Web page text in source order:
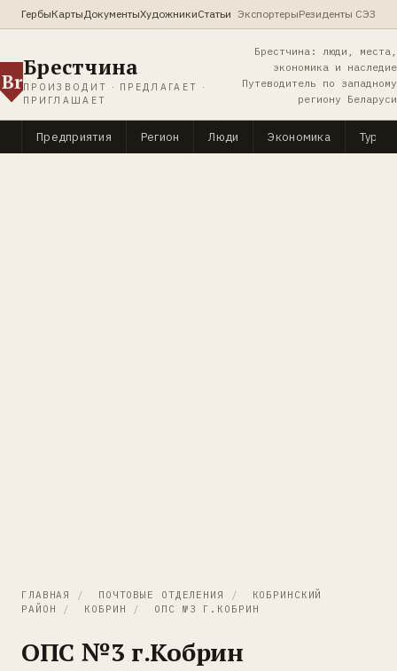
ГербыКартыДокументыХудожникиСтатьи ЭкспортерыРезиденты СЭЗ
Br
Брестчина
ПРОИЗВОДИТ · ПРЕДЛАГАЕТ ·
ПРИГЛАШАЕТ
Брестчина: люди, места,
экономика и наследие
Путеводитель по западному
региону Беларуси
Предприятия Регион Люди Экономика
ГЛАВНАЯ / ПОЧТОВЫЕ ОТДЕЛЕНИЯ /
КОБРИНСКИЙ
РАЙОН
/ КОБРИН / ОПС №3 Г.КОБРИН
ОПС №3 г.Кобрин